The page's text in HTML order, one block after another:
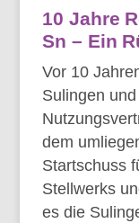
10 Jahre
Sn – Ein
Vor 10
Sulingen
dem
Startschuss
Stellwerks
es die